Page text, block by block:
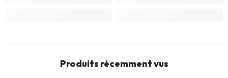
Produits récemment vus